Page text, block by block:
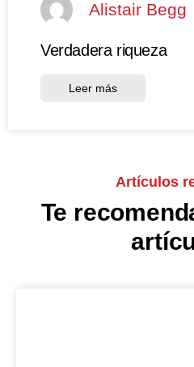
Alistair Begg
Verdadera riqueza
Leer más
Artículos
Te